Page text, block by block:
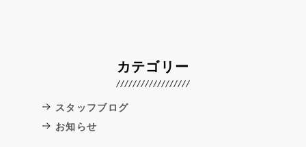
カテゴリー
スタッフブログ
お知らせ